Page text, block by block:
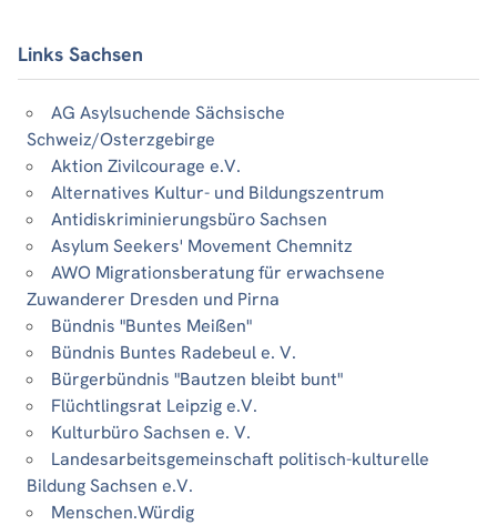
Links Sachsen
AG Asylsuchende Sächsische
Schweiz/Osterzgebirge
Aktion Zivilcourage e.V.
Alternatives Kultur- und Bildungszentrum
Antidiskriminierungsbüro Sachsen
Asylum Seekers' Movement Chemnitz
AWO Migrationsberatung für erwachsene
Zuwanderer Dresden und Pirna
Bündnis "Buntes Meißen"
Bündnis Buntes Radebeul e. V.
Bürgerbündnis "Bautzen bleibt bunt"
Flüchtlingsrat Leipzig e.V.
Kulturbüro Sachsen e. V.
Landesarbeitsgemeinschaft politisch-kulturelle
Bildung Sachsen e.V.
Menschen.Würdig